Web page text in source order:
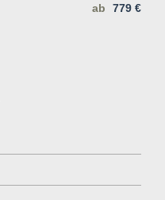
ab
779 €